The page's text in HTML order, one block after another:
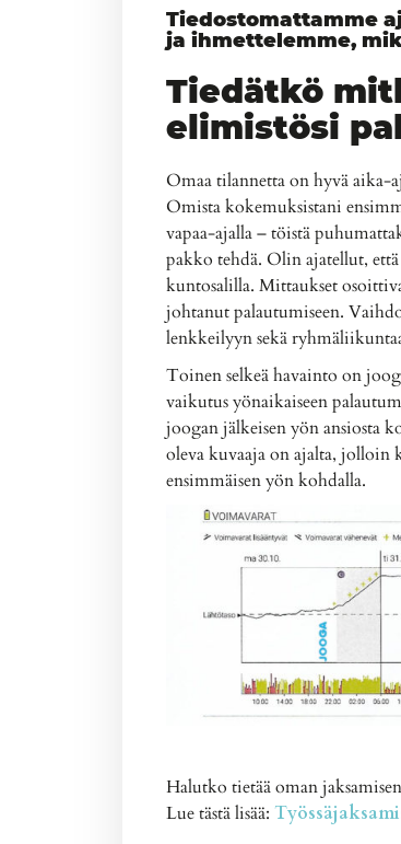
Tiedostomattamme
ja ihmettelemme,
Tiedätkö
elimistösi
Omaa tilannetta on hyvä aika-
Omista kokemuksistani
vapaa-ajalla – töistä
pakko tehdä. Olin ajatellut,
kuntosalilla. Mittaukset
johtanut palautumiseen.
lenkkeilyyn sekä
Toinen selkeä havainto on
vaikutus yönaikaiseen
joogan jälkeisen yön ansiosta
oleva kuvaaja on ajalta,
ensimmäisen yön kohdalla.
Halutko tietää oman
Lue tästä lisää: